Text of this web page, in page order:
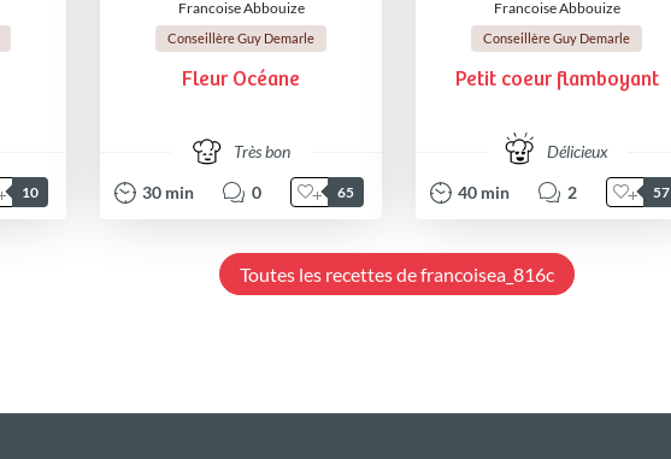
10
Francoise Abbouize
Conseillère Guy Demarle
Fleur Océane
Très bon
30 min 0 65
Francoise Abbouize
Conseillère Guy Demarle
Petit coeur flamboyant
Délicieux
40 min 2 57
Toutes les recettes de francoisea_816c